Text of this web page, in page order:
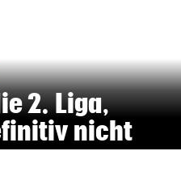
2. Liga,
nicht